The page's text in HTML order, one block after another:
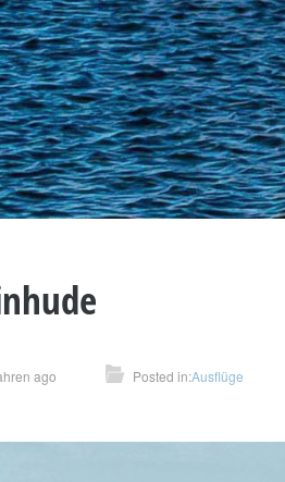
ago Posted in:Ausflüge